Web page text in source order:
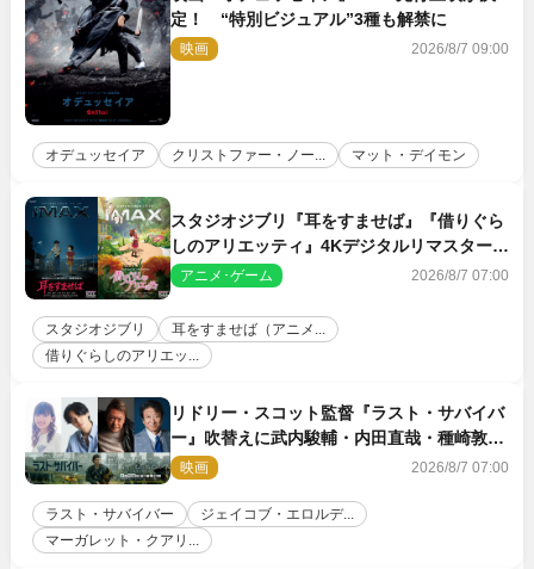
定！ “特別ビジュアル”3種も解禁に
映画 2026/8/7 09:00
オデュッセイア クリストファー・ノー... マット・デイモン
スタジオジブリ『耳をすませば』『借りぐら
しのアリエッティ』4Kデジタルリマスターで
IMAX上映決定！
アニメ･ゲーム 2026/8/7 07:00
スタジオジブリ
耳をすませば（アニメ...
借りぐらしのアリエッ...
リドリー・スコット監督『ラスト・サバイバ
ー』吹替えに武内駿輔・内田直哉・種崎敦
美・井上和彦ら豪華声優陣が集結！
映画 2026/8/7 07:00
ラスト・サバイバー
ジェイコブ・エロルデ...
マーガレット・クアリ...